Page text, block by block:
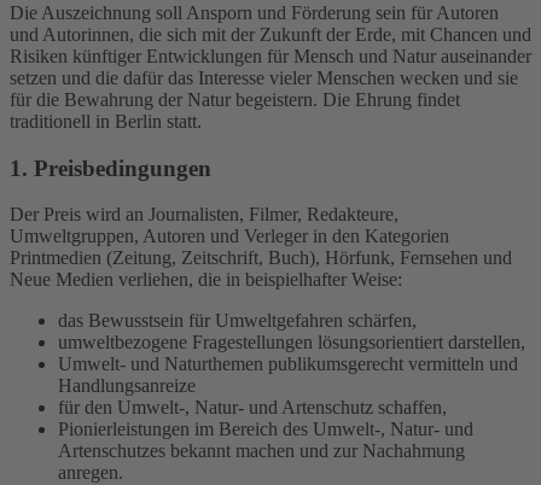
Die Auszeichnung soll Ansporn und Förderung sein für Autoren
und Autorinnen, die sich mit der Zukunft der Erde, mit Chancen und
Risiken künftiger Entwicklungen für Mensch und Natur auseinander
setzen und die dafür das Interesse vieler Menschen wecken und sie
für die Bewahrung der Natur begeistern. Die Ehrung findet
traditionell in Berlin statt.
1. Preisbedingungen
Der Preis wird an Journalisten, Filmer, Redakteure,
Umweltgruppen, Autoren und Verleger in den Kategorien
Printmedien (Zeitung, Zeitschrift, Buch), Hörfunk, Fernsehen und
Neue Medien verliehen, die in beispielhafter Weise:
das Bewusstsein für Umweltgefahren schärfen,
umweltbezogene Fragestellungen lösungsorientiert darstellen,
Umwelt- und Naturthemen publikumsgerecht vermitteln und
Handlungsanreize
für den Umwelt-, Natur- und Artenschutz schaffen,
Pionierleistungen im Bereich des Umwelt-, Natur- und
Artenschutzes bekannt machen und zur Nachahmung
anregen.